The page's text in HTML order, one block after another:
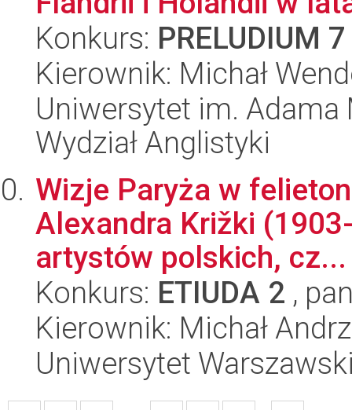
Konkurs: PRELUDIUM 7
Kierownik: Michał
Uniwersytet im.
Wydział Anglistyki
Wizje Paryża w
Alexandra Križki
artystów polskich, cz...
Konkurs: ETIUDA 2 ,
Kierownik: Michał
Uniwersytet